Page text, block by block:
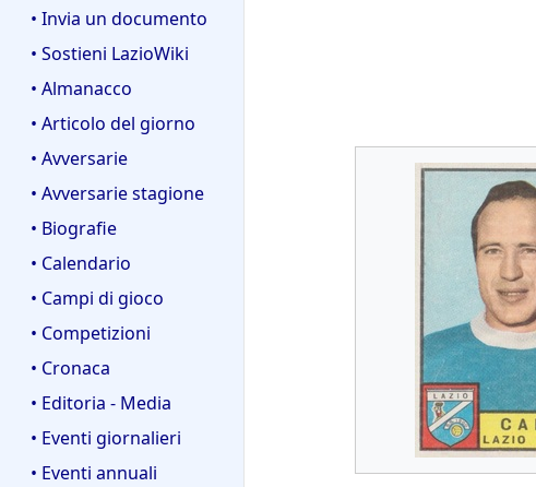
• Invia un documento
• Sostieni LazioWiki
• Almanacco
• Articolo del giorno
• Avversarie
• Avversarie stagione
• Biografie
• Calendario
• Campi di gioco
• Competizioni
• Cronaca
• Editoria - Media
• Eventi giornalieri
• Eventi annuali